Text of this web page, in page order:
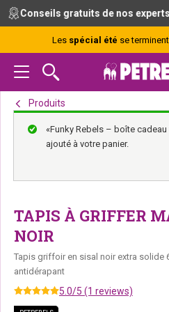
Passer
navigation
principale
Passer
principal
Passer
de
page
Conseils gratuits
Les spécial été se
Produits
«Funky Rebels – boîte
ajouté à votre panier.
TAPIS À GRIFFER
NOIR
Tapis griffoir en sisal noir extra solide
antidérapant
5.0/5 (1 reviews)